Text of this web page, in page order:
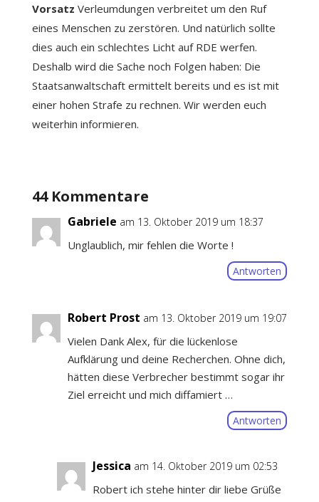
Vorsatz Verleumdungen verbreitet um den Ruf
eines Menschen zu zerstören. Und natürlich sollte
dies auch ein schlechtes Licht auf RDE werfen.
Deshalb wird die Sache noch Folgen haben: Die
Staatsanwaltschaft ermittelt bereits und es ist mit
einer hohen Strafe zu rechnen. Wir werden euch
weiterhin informieren.
44 Kommentare
Gabriele am 13. Oktober 2019 um 18:37
Unglaublich, mir fehlen die Worte !
Antworten
Robert Prost am 13. Oktober 2019 um 19:07
Vielen Dank Alex, für die lückenlose
Aufklärung und deine Recherchen. Ohne dich,
hätten diese Verbrecher bestimmt sogar ihr
Ziel erreicht und mich diffamiert …
Antworten
Jessica am 14. Oktober 2019 um 02:53
Robert ich stehe hinter dir liebe Grüße